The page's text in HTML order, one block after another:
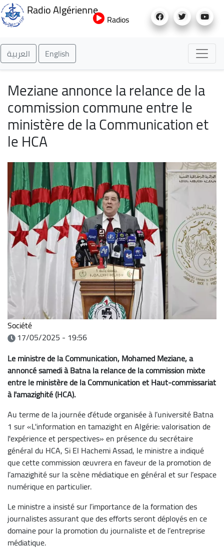
au
Radio Algérienne
Radios
العربية English
Meziane annonce la relance de la
commission commune entre le
ministère de la Communication et
le HCA
Société
17/05/2025 - 19:56
Le ministre de la Communication, Mohamed Meziane, a
annoncé samedi à Batna la relance de la commission mixte
entre le ministère de la Communication et Haut-commissariat
à l'amazighité (HCA).
Au terme de la journée d’étude organisée à l’université Batna
1 sur «L'information en tamazight en Algérie: valorisation de
l'expérience et perspectives» en présence du secrétaire
général du HCA, Si El Hachemi Assad, le ministre a indiqué
que cette commission œuvrera en faveur de la promotion de
l’amazighité sur la scène médiatique en général et sur l’espace
numérique en particulier.
Le ministre a insisté sur l’importance de la formation des
journalistes assurant que des efforts seront déployés en ce
domaine pour la promotion du journaliste et de l’entreprise
médiatique.